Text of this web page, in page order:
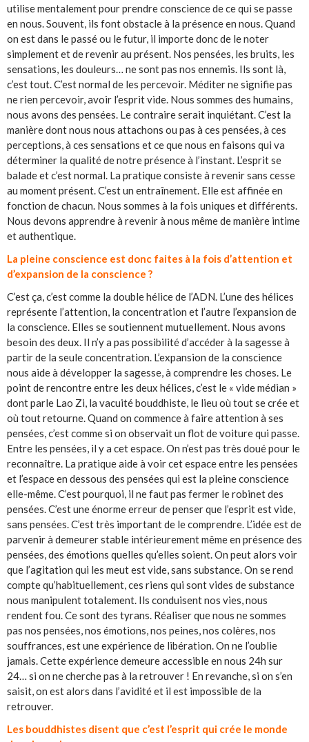
utilise mentalement pour prendre conscience de ce qui se passe
en nous. Souvent, ils font obstacle à la présence en nous. Quand
on est dans le passé ou le futur, il importe donc de le noter
simplement et de revenir au présent. Nos pensées, les bruits, les
sensations, les douleurs… ne sont pas nos ennemis. Ils sont là,
c’est tout. C’est normal de les percevoir. Méditer ne signifie pas
ne rien percevoir, avoir l’esprit vide. Nous sommes des humains,
nous avons des pensées. Le contraire serait inquiétant. C’est la
manière dont nous nous attachons ou pas à ces pensées, à ces
perceptions, à ces sensations et ce que nous en faisons qui va
déterminer la qualité de notre présence à l’instant. L’esprit se
balade et c’est normal. La pratique consiste à revenir sans cesse
au moment présent. C’est un entraînement. Elle est affinée en
fonction de chacun. Nous sommes à la fois uniques et différents.
Nous devons apprendre à revenir à nous même de manière intime
et authentique.
La pleine conscience est donc faites à la fois d’attention et
d’expansion de la conscience ?
C’est ça, c’est comme la double hélice de l’ADN. L’une des hélices
représente l’attention, la concentration et l’autre l’expansion de
la conscience. Elles se soutiennent mutuellement. Nous avons
besoin des deux. Il n’y a pas possibilité d’accéder à la sagesse à
partir de la seule concentration. L’expansion de la conscience
nous aide à développer la sagesse, à comprendre les choses. Le
point de rencontre entre les deux hélices, c’est le « vide médian »
dont parle Lao Zi, la vacuité bouddhiste, le lieu où tout se crée et
où tout retourne. Quand on commence à faire attention à ses
pensées, c’est comme si on observait un flot de voiture qui passe.
Entre les pensées, il y a cet espace. On n’est pas très doué pour le
reconnaître. La pratique aide à voir cet espace entre les pensées
et l’espace en dessous des pensées qui est la pleine conscience
elle-même. C’est pourquoi, il ne faut pas fermer le robinet des
pensées. C’est une énorme erreur de penser que l’esprit est vide,
sans pensées. C’est très important de le comprendre. L’idée est de
parvenir à demeurer stable intérieurement même en présence des
pensées, des émotions quelles qu’elles soient. On peut alors voir
que l’agitation qui les meut est vide, sans substance. On se rend
compte qu’habituellement, ces riens qui sont vides de substance
nous manipulent totalement. Ils conduisent nos vies, nous
rendent fou. Ce sont des tyrans. Réaliser que nous ne sommes
pas nos pensées, nos émotions, nos peines, nos colères, nos
souffrances, est une expérience de libération. On ne l’oublie
jamais. Cette expérience demeure accessible en nous 24h sur
24… si on ne cherche pas à la retrouver ! En revanche, si on s’en
saisit, on est alors dans l’avidité et il est impossible de la
retrouver.
Les bouddhistes disent que c’est l’esprit qui crée le monde